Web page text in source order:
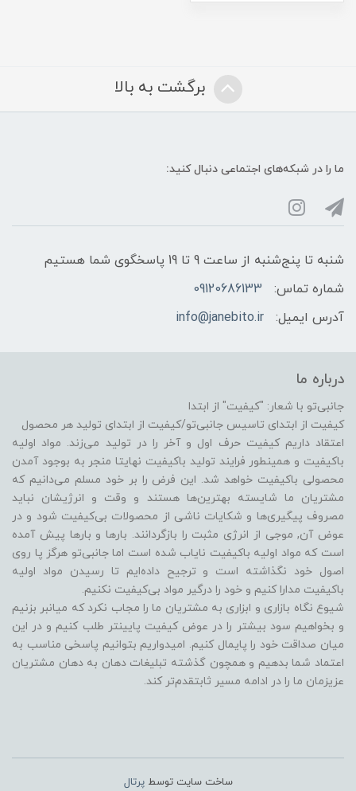
برگشت به بالا
ما را در شبکه‌های اجتماعی دنبال کنید:
شنبه تا پنج‌شنبه از ساعت 9 تا 19 پاسخگوی شما هستیم
شماره تماس:
09120686133
آدرس ایمیل:
info@janebito.ir
درباره ما
جانبی‌تو با شعار: "کیفیت" از ابتدا
کیفیت از ابتدای تاسیس جانبی‌تو/کیفیت از ابتدای تولید هر محصول
اعتقاد داریم کیفیت حرف اول و آخر را در تولید می‌زند. مواد اولیه
باکیفیت و همینطور فرایند تولید باکیفیت نهایتا منجر به بوجود آمدن
محصولی باکیفیت خواهد شد. این فرض را بر خود مسلم می‌دانیم که
مشتریان ما شایسته بهترین‌ها هستند و وقت و انرژیشان نباید
مصروف پیگیری‌ها و شکایات ناشی از محصولات بی‌کیفیت شود و در
عوض آن, موجی از انرژی مثبت را بازگردانند. بارها و بارها پیش آمده
است که مواد اولیه باکیفیت نایاب شده است اما جانبی‌تو هرگز پا روی
اصول خود نگذاشته است و ترجیح داده‌ایم تا رسیدن مواد اولیه
باکیفیت مدارا کنیم و خود را درگیر مواد بی‌کیفیت نکنیم.
شیوع نگاه بازاری و ابزاری به مشتریان ما را مجاب نکرد که میانبر بزنیم
و بخواهیم سود بیشتر را در عوض کیفیت پایینتر طلب کنیم و در این
میان صداقت خود را پایمال کنیم. امیدواریم بتوانیم پاسخی مناسب به
اعتماد شما بدهیم و همچون گذشته تبلیغات دهان به دهان مشتریان
عزیزمان ما را در ادامه مسیر ثابتقدم‌تر کند.
ساخت سایت توسطپرتال